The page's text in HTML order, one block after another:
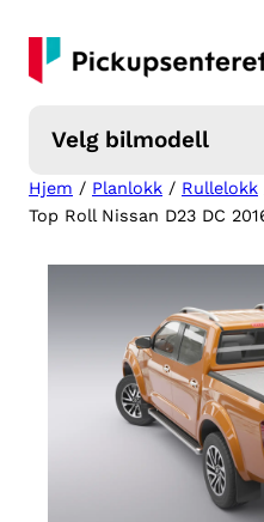
innhold
Velg bilmodell
Hjem / Planlokk / Rullelokk
Top Roll Nissan D23 DC